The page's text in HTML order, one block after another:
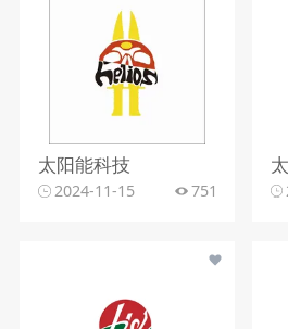
太阳能科技
2024-11-15 751